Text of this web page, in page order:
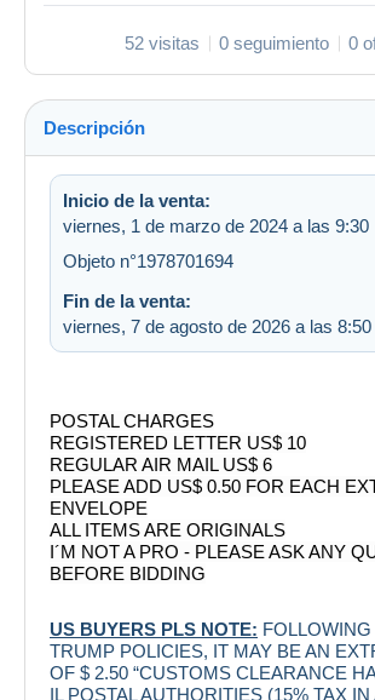
52 visitas 0 seguimiento 0
Descripción
Inicio de la venta:
viernes, 1 de marzo de 2024 a las 9:30
Objeto n°1978701694
Fin de la venta:
viernes, 7 de agosto de 2026 a las 8:50
POSTAL CHARGES
REGISTERED LETTER US$ 10
REGULAR AIR MAIL US$ 6
PLEASE ADD US$ 0.50 FOR EACH
ENVELOPE
ALL ITEMS ARE ORIGINALS
I´M NOT A PRO - PLEASE ASK ANY
BEFORE BIDDING
US BUYERS PLS NOTE:
TRUMP POLICIES, IT MAY BE AN
OF $ 2.50 “CUSTOMS CLEARANCE
IL POSTAL AUTHORITIES (15% TAX IN